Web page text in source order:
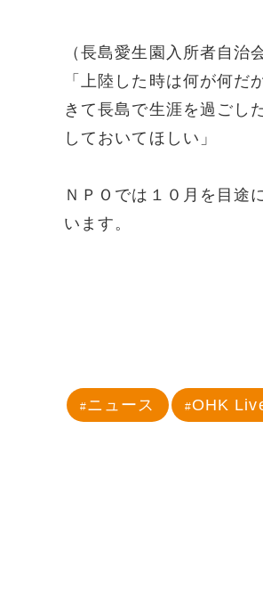
（長島愛生園入所者自治
「上陸した時は何が何
きて長島で生涯を過ごし
しておいてほしい」
ＮＰＯでは１０月を目途
います。
ニュース OHK